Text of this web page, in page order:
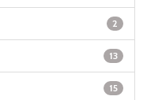
2
13
15